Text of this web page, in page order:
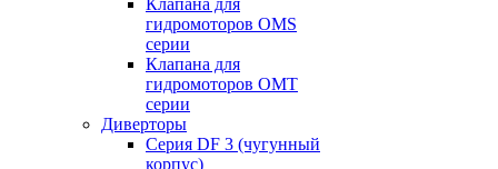
Клапана для
гидромоторов OMS
серии
Клапана для
гидромоторов OMT
серии
Диверторы
Серия DF 3 (чугунный
корпус)